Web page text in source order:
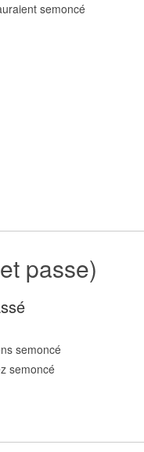
semoncé
passe)
semoncé
semoncé